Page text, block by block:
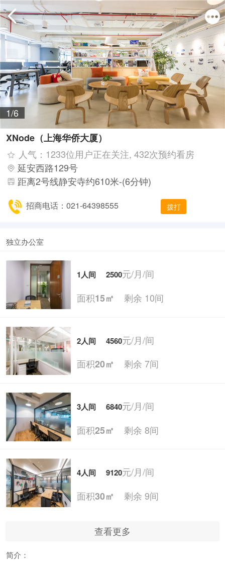
1/6
XNode（上海华侨大厦）
人气：1233位用户正在关注, 432次预约看房
延安西路129号
距离2号线静安寺约610米-(6分钟)
招商电话：021-64398555 拨打
独立办公室
1人间 2500元/月/间
面积15㎡ 剩余 10间
2人间 4560元/月/间
面积20㎡ 剩余 7间
3人间 6840元/月/间
面积25㎡ 剩余 8间
4人间 9120元/月/间
面积30㎡ 剩余 9间
5人间 11400元/月/间
查看更多
简介：